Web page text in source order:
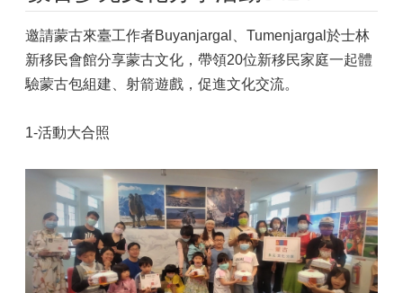
邀請蒙古來臺工作者Buyanjargal、Tumenjargal於士林
新移民會館分享蒙古文化，帶領20位新移民家庭一起體
驗蒙古包組建、射箭遊戲，促進文化交流。
1-活動大合照